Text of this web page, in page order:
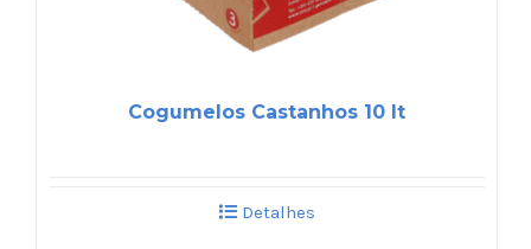
Cogumelos Castanhos 10 lt
Detalhes